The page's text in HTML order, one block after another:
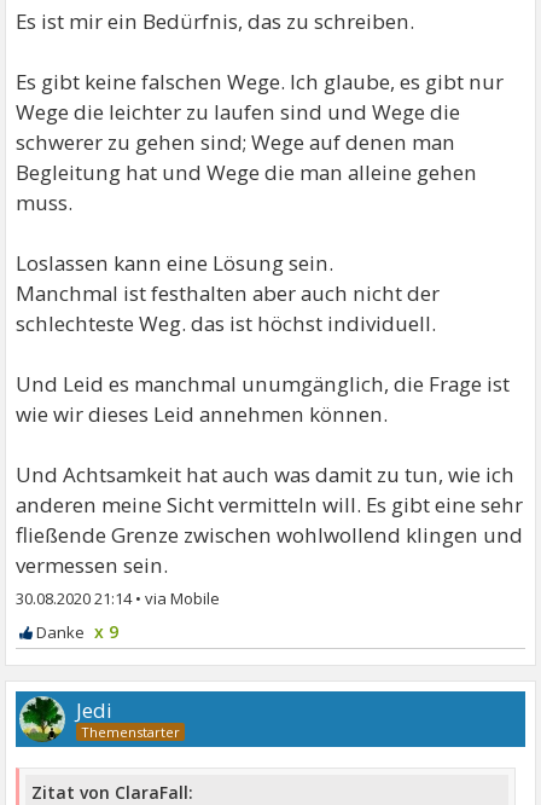
Es ist mir ein Bedürfnis, das zu schreiben.
Es gibt keine falschen Wege. Ich glaube, es gibt nur
Wege die leichter zu laufen sind und Wege die
schwerer zu gehen sind; Wege auf denen man
Begleitung hat und Wege die man alleine gehen
muss.
Loslassen kann eine Lösung sein.
Manchmal ist festhalten aber auch nicht der
schlechteste Weg. das ist höchst individuell.
Und Leid es manchmal unumgänglich, die Frage ist
wie wir dieses Leid annehmen können.
Und Achtsamkeit hat auch was damit zu tun, wie ich
anderen meine Sicht vermitteln will. Es gibt eine sehr
fließende Grenze zwischen wohlwollend klingen und
vermessen sein.
30.08.2020 21:14•
x 9
Jedi
Zitat von ClaraFall: